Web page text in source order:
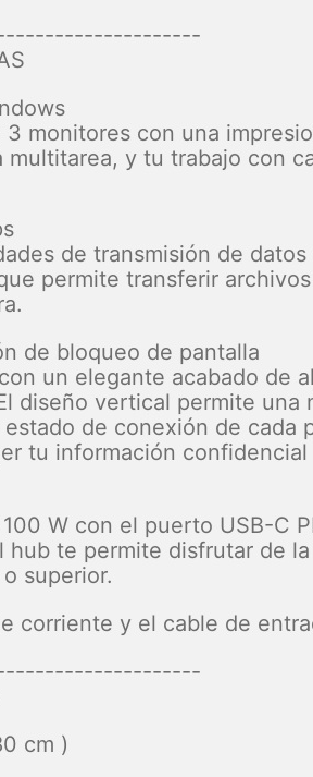
monitores con una
y tu trabajo con
de transmisión de
permite transferir
de bloqueo de pantalla
un elegante acabado de
diseño vertical permite
de conexión de
tu información
W con el puerto USB-C
hub te permite disfrutar de
superior.
corriente y el cable de
cm )